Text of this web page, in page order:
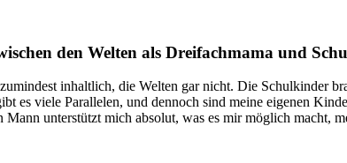
den Welten als Dreifachmama und
inhaltlich, die Welten gar nicht. Die Schulkinder
es viele Parallelen, und dennoch sind meine eigenen
unterstützt mich absolut, was es mir möglich macht,